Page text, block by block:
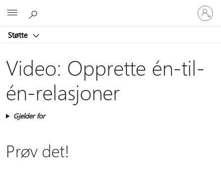
Støtte
Logg
på
kontoen
Video: Opprette én-til-
én-relasjoner
Gjelder for
Prøv det!